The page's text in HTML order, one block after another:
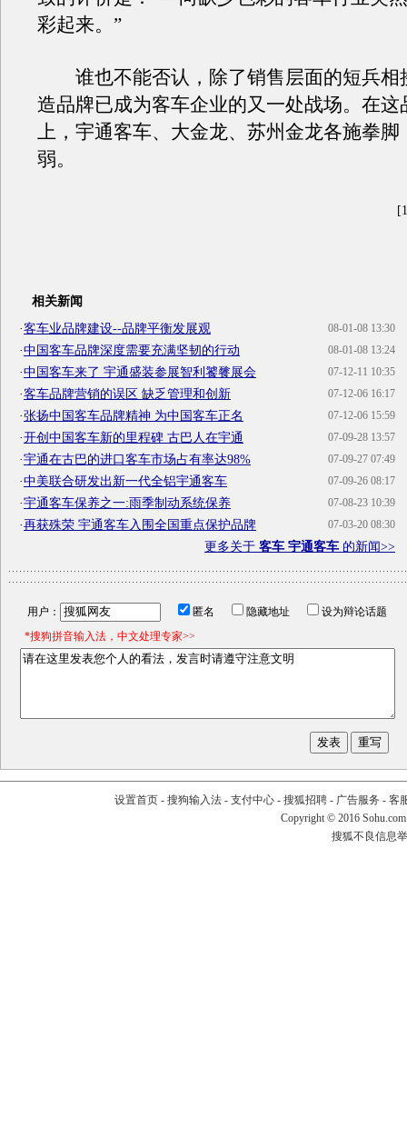
彩起来。”
谁也不能否认，除了销售层面的短兵相
造品牌已成为客车企业的又一处战场。在这
上，宇通客车、大金龙、苏州金龙各施拳脚
弱。
相关新闻
08-01-08 13:30
·客车业品牌建设--品牌平衡发展观
08-01-08 13:24
·中国客车品牌深度需要充满坚韧的行动
07-12-11 10:35
·中国客车来了 宇通盛装参展智利饕餮展会
07-12-06 16:17
·客车品牌营销的误区 缺乏管理和创新
07-12-06 15:59
·张扬中国客车品牌精神 为中国客车正名
07-09-28 13:57
·开创中国客车新的里程碑 古巴人在宇通
07-09-27 07:49
·宇通在古巴的进口客车市场占有率达98%
07-09-26 08:17
·中美联合研发出新一代全铝宇通客车
07-08-23 10:39
·宇通客车保养之一:雨季制动系统保养
07-03-20 08:30
·再获殊荣 宇通客车入围全国重点保护品牌
更多关于 客车 宇通客车 的新闻>>
用户： 匿名 隐藏地址
设为辩论话题
*搜狗拼音输入法，中文处理专家>>
设置首页- 搜狗输入法- 支付中心- 搜狐招聘- 广告服务 - 客
Copyright © 2016
搜狐不良信息